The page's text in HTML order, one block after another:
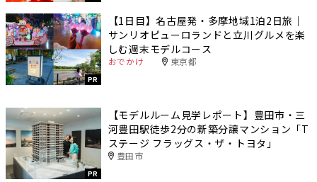
PR
【1日目】名古屋発・多摩地域1泊2日旅｜
サンリオピューロランドと立川グルメを楽
しむ週末モデルコース
おでかけ 東京都
PR
【モデルルーム見学レポート】豊田市・三
河豊田駅徒歩2分の新築分譲マンション「T
ステージ フラッグス・ザ・トヨタ」
豊田市